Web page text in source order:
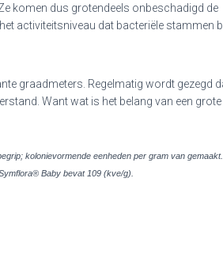
komen dus grotendeels onbeschadigd de
activiteitsniveau dat bacteriële stammen
graadmeters. Regelmatig wordt gezegd
Want wat is het belang van een grote
kolonievormende eenheden per gram van
Baby bevat 109 (kve/g).